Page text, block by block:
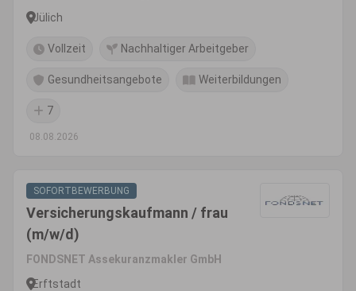
Jülich
Vollzeit Nachhaltiger Arbeitgeber
Gesundheitsangebote Weiterbildungen
7
08.08.2026
SOFORTBEWERBUNG
Versicherungskaufmann / frau
(m/w/d)
FONDSNET Assekuranzmakler GmbH
Erftstadt